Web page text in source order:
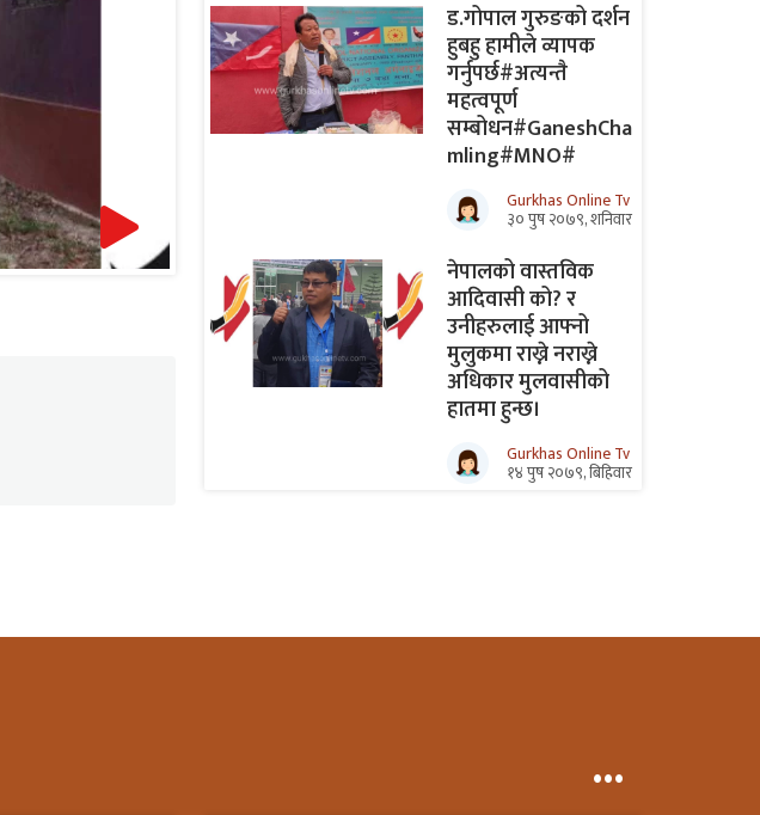
ड.गोपाल गुरुङको दर्शन
हुबहु हामीले व्यापक
गर्नुपर्छ#अत्यन्तै
महत्वपूर्ण
सम्बोधन#GaneshCha
mling#MNO#
Gurkhas Online Tv
३० पुष २०७९, शनिवार
नेपालको वास्तविक
आदिवासी को? र
उनीहरुलाई आफ्नो
मुलुकमा राख्ने नराख्ने
अधिकार मुलवासीको
हातमा हुन्छ।
Gurkhas Online Tv
१४ पुष २०७९, बिहिवार
...